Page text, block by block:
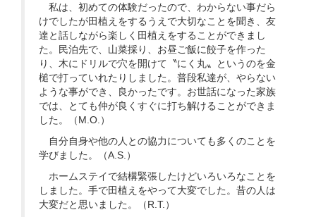
私は、初めての体験だったので、わからない事だら
けでしたが田植えをするうえで大切なことを聞き、友
達と話しながら楽しく田植えをすることができまし
た。民泊先で、山菜採り、お昼ご飯に餃子を作った
り、木にドリルで穴を開けて〝にく丸〟というのを金
槌で打っていれたりしました。普段私達が、やらない
ような事ができ、良かったです。お世話になった家族
では、とても仲が良くすぐに打ち解けることができま
した。（M.O.）
自分自身や他の人との協力についても多くのことを
学びました。（A.S.）
ホームステイで結構緊張したけどいろいろなことを
しました。手で田植えをやって大変でした。昔の人は
大変だと思いました。（R.T.）